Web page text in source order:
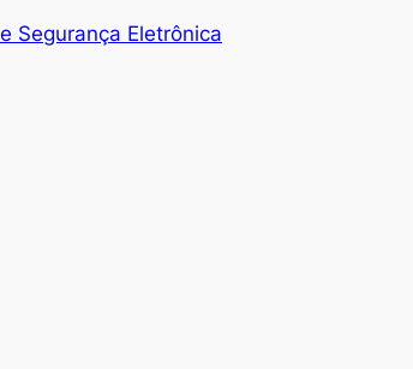
Segurança Eletrônica